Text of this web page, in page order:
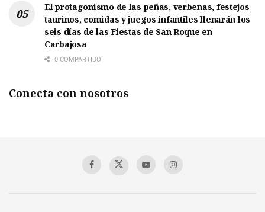
El protagonismo de las peñas, verbenas, festejos
taurinos, comidas y juegos infantiles llenarán los
seis días de las Fiestas de San Roque en
Carbajosa
0 COMPARTIDO
Conecta con nosotros